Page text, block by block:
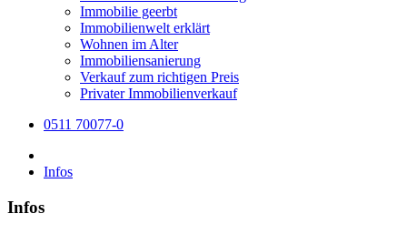
Immobilie geerbt
Immobilienwelt erklärt
Wohnen im Alter
Immobiliensanierung
Verkauf zum richtigen Preis
Privater Immobilienverkauf
0511 70077-0
Infos
Infos